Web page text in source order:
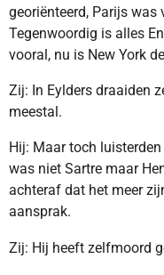
georiënteerd, Parijs was
Tegenwoordig is alles
vooral, nu is New York
Zij: In Eylders draaiden
meestal.
Hij: Maar toch
was niet Sartre maar
achteraf dat het meer
aansprak.
Zij: Hij heeft zelfmoord